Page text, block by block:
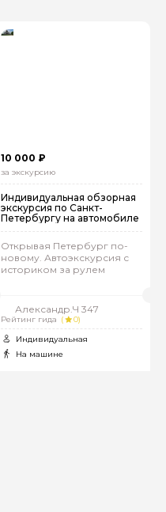
10 000 ₽
за экскурсию
Индивидуальная обзорная
экскурсия по Санкт-
Петербургу на автомобиле
Открывая Петербург по-
новому. Автоэкскурсия с
историком за рулем
Александр.Ч 347
Рейтинг гида (
0)
Индивидуальная
На машине